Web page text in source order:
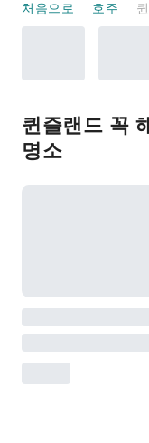
처음으로 호주
퀸즐랜드 꼭
명소